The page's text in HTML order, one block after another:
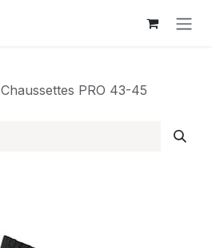
Chaussettes PRO 43-45